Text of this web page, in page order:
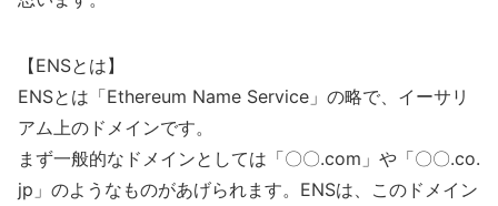
【ENSとは】
ENSとは「Ethereum Name Service」の略で、イーサリ
アム上のドメインです。
まず一般的なドメインとしては「〇〇.com」や「〇〇.co.
jp」のようなものがあげられます。ENSは、このドメイン